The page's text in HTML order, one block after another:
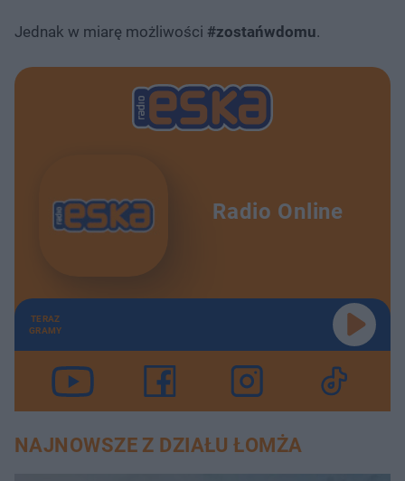
Jednak w miarę możliwości #zostańwdomu.
Radio Online
TERAZ
GRAMY
NAJNOWSZE Z DZIAŁU ŁOMŻA